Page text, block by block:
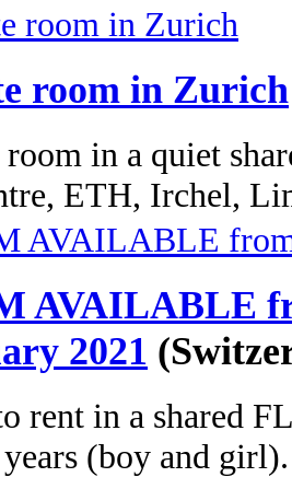
room in Zurich
in a quiet
ETH, Irchel,
AVAILABLE
2021
rent in a shared
years (boy and